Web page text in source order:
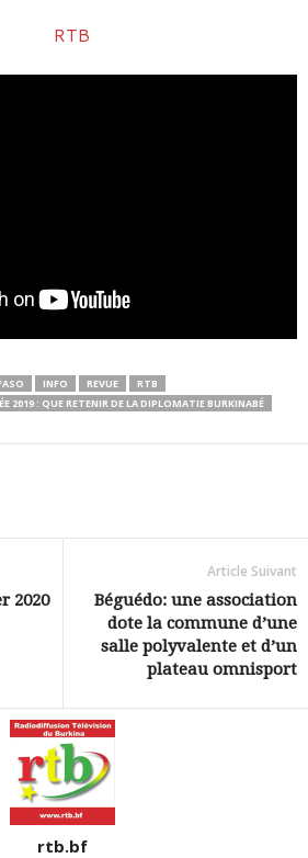
INFO REVUE
RTB
2019 : QUE RETENIR DE LA DIPLOMATIE BURKINABÉ
2020
Article Suivant
Béguédo: une association
dote la commune d’une
salle polyvalente et d’un
plateau omnisport
rtb.bf